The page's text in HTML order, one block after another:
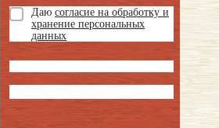
Даю согласие на обработку и
хранение персональных
данных